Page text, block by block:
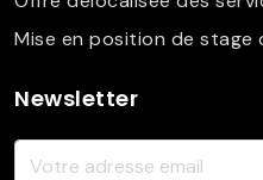
Mise en position de
Newsletter